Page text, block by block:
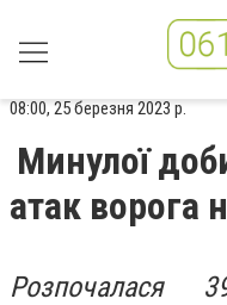
08:00, 25 березня 2023 р.
Минулої
атак ворога
Розпочалася